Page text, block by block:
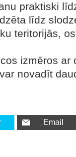
praktiski
līdz
teritorijās,
izmēros
novadīt
Email